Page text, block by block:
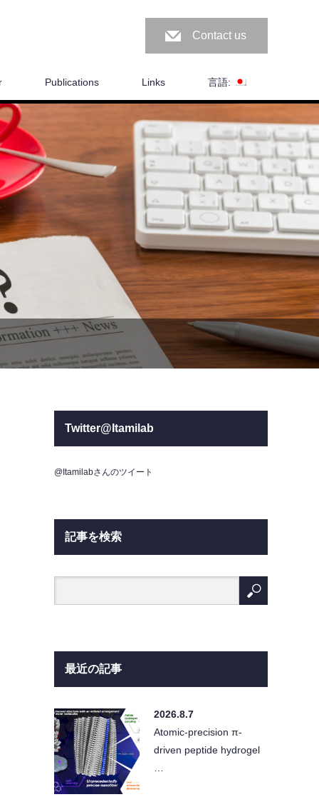
Contact us
Publications Links 言語:
Twitter@Itamilab
@Itamilabさんのツイート
記事を検索
最近の記事
2026.8.7
Atomic-precision π-
driven peptide hydrogel